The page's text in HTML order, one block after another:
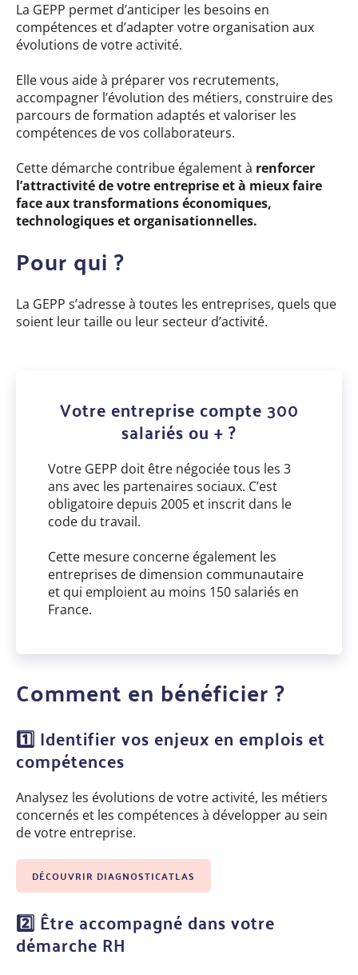
La GEPP permet d’anticiper les besoins en
compétences et d’adapter votre organisation aux
évolutions de votre activité.
Elle vous aide à préparer vos recrutements,
accompagner l’évolution des métiers, construire des
parcours de formation adaptés et valoriser les
compétences de vos collaborateurs.
Cette démarche contribue également à renforcer
l’attractivité de votre entreprise et à mieux faire
face aux transformations économiques,
technologiques et organisationnelles.
Pour qui ?
La GEPP s’adresse à toutes les entreprises, quels que
soient leur taille ou leur secteur d’activité.
Votre entreprise compte 300
salariés ou + ?
Votre GEPP doit être négociée tous les 3
ans avec les partenaires sociaux. C’est
obligatoire depuis 2005 et inscrit dans le
code du travail.
Cette mesure concerne également les
entreprises de dimension communautaire
et qui emploient au moins 150 salariés en
France.
Comment en bénéficier ?
1️ Identifier vos enjeux en emplois et
compétences
Analysez les évolutions de votre activité, les métiers
concernés et les compétences à développer au sein
de votre entreprise.
DÉCOUVRIR DIAGNOSTICATLAS
2️ Être accompagné dans votre
démarche RH